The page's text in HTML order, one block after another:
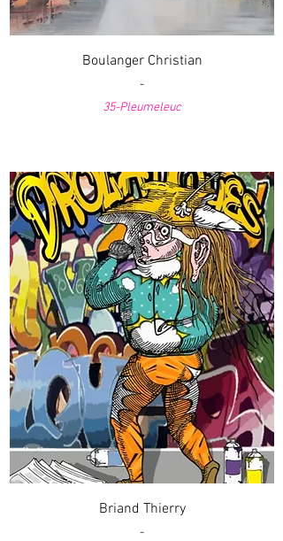
Boulanger Christian
-
35-Pleumeleuc
Briand Thierry
-